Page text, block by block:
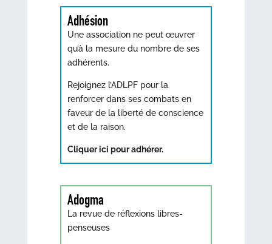
Adhésion
Une association ne peut œuvrer
qu’à la mesure du nombre de ses
adhérents.
Rejoignez l’ADLPF pour la
renforcer dans ses combats en
faveur de la liberté de conscience
et de la raison.
Cliquer ici pour adhérer.
Adogma
La revue de réflexions libres-
penseuses